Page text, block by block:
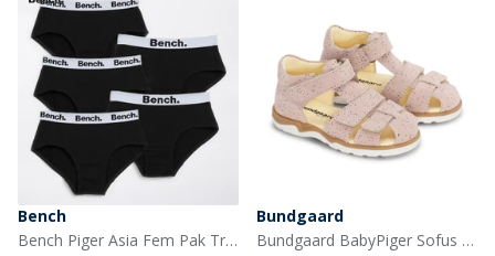
Bench
Bench Piger Asia Fem Pak Trusser Sort
Bundgaard
Bundgaard BabyPiger Sofus Sandaler Twinkle